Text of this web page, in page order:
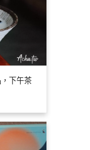
，下午茶